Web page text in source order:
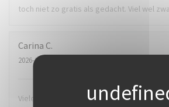
toch niet zo gratis als gedacht. Viel wel
Carina C
2026-07-21
Vielen Dank für den sehr sehr schönen